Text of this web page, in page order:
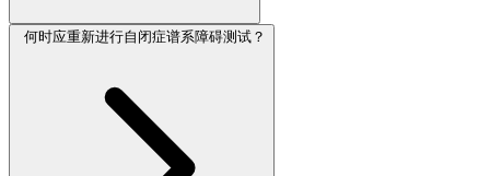
何时应重新进行自闭症谱系障碍测试？